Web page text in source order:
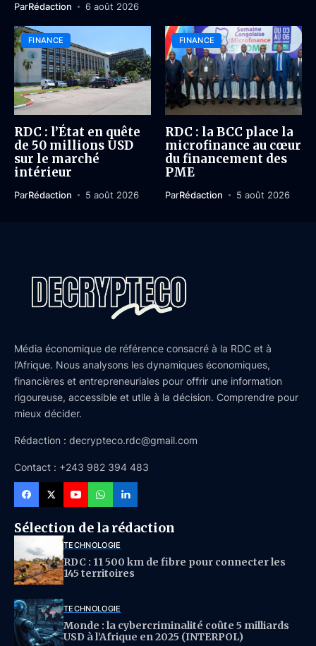
ParRédaction 6 août 2026
FINANCE
RDC : l’État en quête
de 50 millions USD
sur le marché
intérieur
ParRédaction 5 août 2026
FINANCE
RDC : la BCC place la
microfinance au cœur
du financement des
PME
ParRédaction 5 août 2026
Média économique de référence consacré à la RDC et à
l’Afrique. Nous analysons les dynamiques économiques,
financières et entrepreneuriales pour offrir une information
rigoureuse, accessible et utile à la décision. Comprendre pour
mieux décider.
Rédaction : decrypteco.rdc@gmail.com
Contact : +243 982 394 483
Sélection de la rédaction
TECHNOLOGIE
RDC : 11 500 km de fibre pour connecter les
145 territoires
TECHNOLOGIE
Monde : la cybercriminalité coûte 5 milliards
USD à l’Afrique en 2025 (INTERPOL)